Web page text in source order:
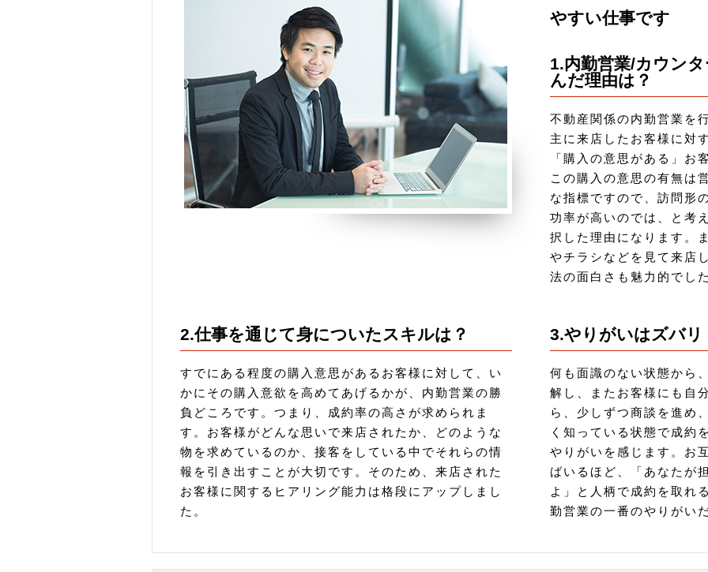
やすい仕事です
1.内勤営業/カウン
んだ理由は？
不動産関係の内勤営業を
主に来店したお客様に対
「購入の意思がある」お
この購入の意思の有無は
な指標ですので、訪問形
功率が高いのでは、と考
択した理由になります。
やチラシなどを見て来店
法の面白さも魅力的でし
2.仕事を通じて身についたスキルは？
すでにある程度の購入意思があるお客様に対して、い
かにその購入意欲を高めてあげるかが、内勤営業の勝
負どころです。つまり、成約率の高さが求められま
す。お客様がどんな思いで来店されたか、どのような
物を求めているのか、接客をしている中でそれらの情
報を引き出すことが大切です。そのため、来店された
お客様に関するヒアリング能力は格段にアップしまし
た。
3.やりがいはズバリ
何も面識のない状態から
解し、またお客様にも自
ら、少しずつ商談を進め
く知っている状態で成約
やりがいを感じます。お
ばいるほど、「あなたが
よ」と人柄で成約を取れ
勤営業の一番のやりがい